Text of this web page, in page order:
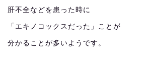
肝不全などを患った時に
「エキノコックスだった」ことが
分かることが多いようです。